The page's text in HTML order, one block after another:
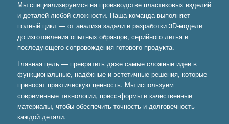
Мы специализируемся на производстве пластиковых изделий
и деталей любой сложности. Наша команда выполняет
полный цикл — от анализа задачи и разработки 3D-модели
до изготовления опытных образцов, серийного литья и
последующего сопровождения готового продукта.
Главная цель — превратить даже самые сложные идеи в
функциональные, надёжные и эстетичные решения, которые
приносят практическую ценность. Мы используем
современные технологии, пресс-формы и качественные
материалы, чтобы обеспечить точность и долговечность
каждой детали.